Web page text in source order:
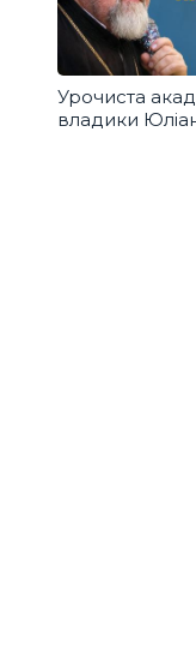
Урочиста
владики